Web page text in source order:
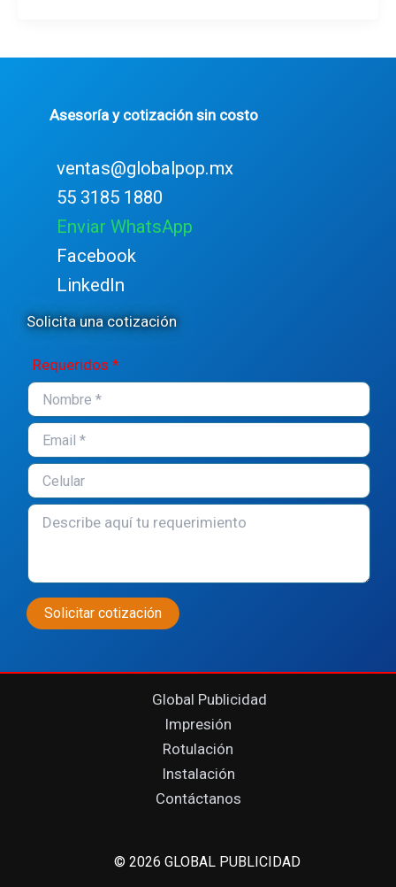
Asesoría y cotización sin costo
ventas@globalpop.mx
55 3185 1880
Enviar WhatsApp
Facebook
LinkedIn
Solicita una cotización
Requeridos *
Global Publicidad
Impresión
Rotulación
Instalación
Contáctanos
© 2026 GLOBAL PUBLICIDAD